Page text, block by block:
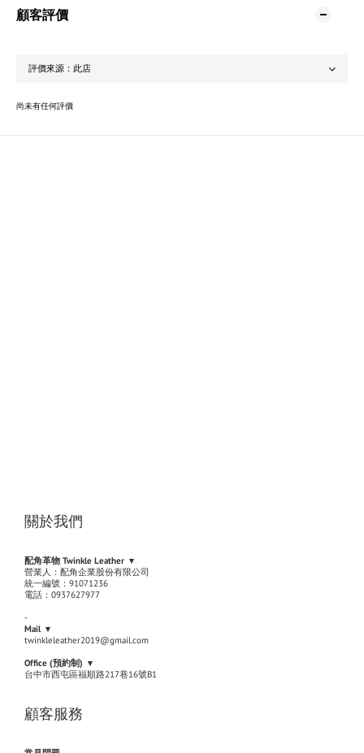
顧客評價
尚未有任何評價
關於我們
配角革物 Twinkle Leather ▾
營業人：配角企業股份有限公司
統一編號：91071236
電話：0937627977
-
Mail ▾
twinkleleather2019@gmail.com
Office (預約制) ▾
台中市西屯區福順路217巷16號B1
顧客服務